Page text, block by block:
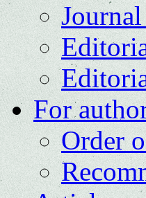
For
Order